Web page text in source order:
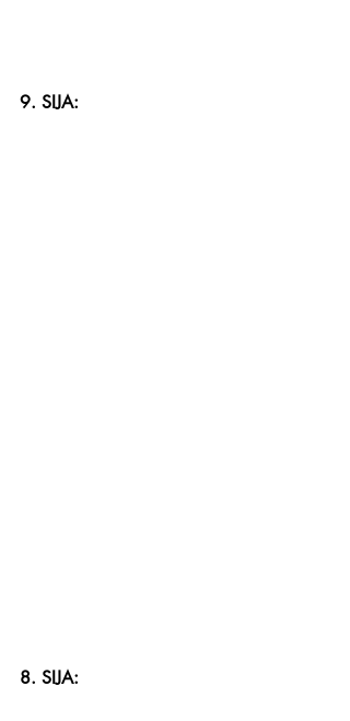
9. SIJA:
8. SIJA: